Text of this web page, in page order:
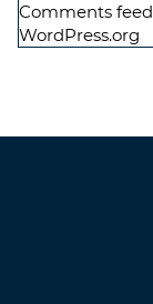
Comments feed
WordPress.org